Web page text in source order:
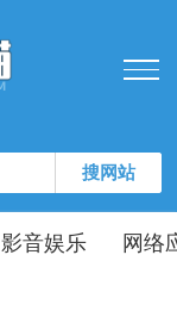
搜网站
影音娱乐 网络